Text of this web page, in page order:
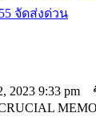
จัดส่งด่วน
2023 9:33 pm